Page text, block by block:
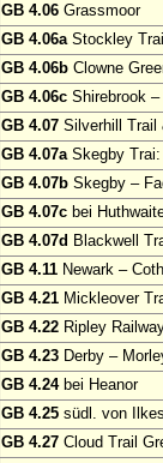
GB 4.06 Grassmoor
GB 4.06aStockley
GB 4.06b Clowne
GB 4.06c Shirebrook
GB 4.07 Silverhill Trail
GB 4.07aSkegby Trai:
GB 4.07b Skegby –
GB 4.07c bei
GB 4.07d Blackwell
GB 4.11 Newark –
GB 4.21 Mickleover
GB 4.22 Ripley
GB 4.23 Derby –
GB 4.24bei Heanor
GB 4.25 südl. von
GB 4.27 Cloud Trail